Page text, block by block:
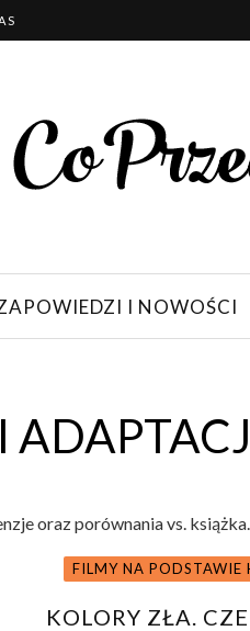
I NOWOŚCI
oraz porównania vs. książka.
FILMY NA PODSTAWIE
KOLORY ZŁA.